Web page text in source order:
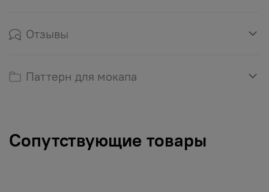
Отзывы
Паттерн для мокапа
Сопутствующие товары